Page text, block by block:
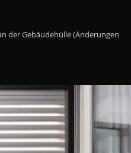
der Gebäudehülle (Änderungen